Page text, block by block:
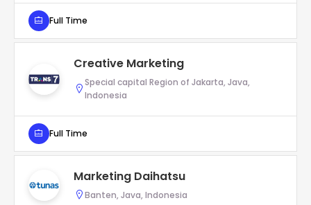
Full Time
Creative Marketing
Special capital Region of Jakarta, Java,
Indonesia
Full Time
Marketing Daihatsu
Banten, Java, Indonesia